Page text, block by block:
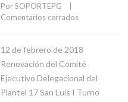
Por SOPORTEPG
Comentarios cerrados
12 de febrero de 2018
Renovación del Comité
Ejecutivo Delegacional del
Plantel 17 San Luis I Turno